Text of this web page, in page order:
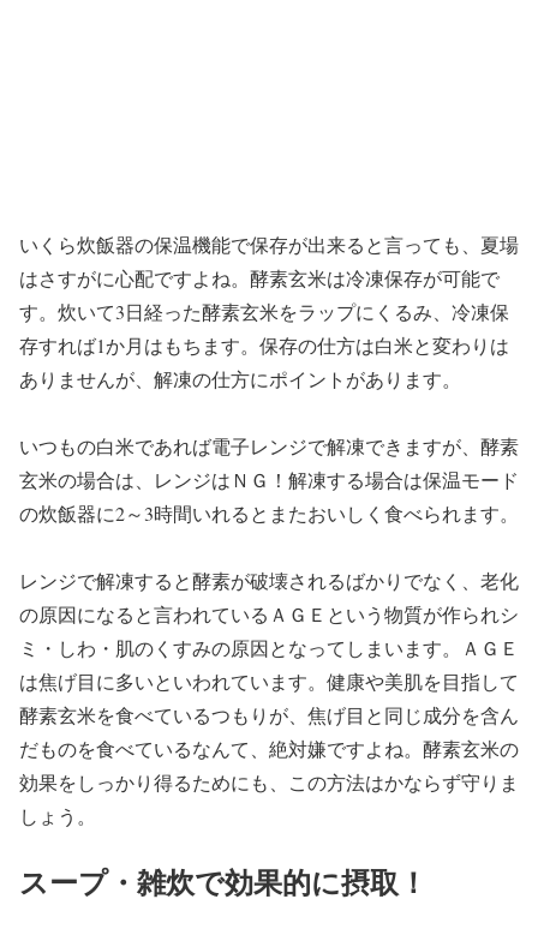
いくら炊飯器の保温機能で保存が出来ると言っても、夏場
はさすがに心配ですよね。酵素玄米は冷凍保存が可能で
す。炊いて3日経った酵素玄米をラップにくるみ、冷凍保
存すれば1か月はもちます。保存の仕方は白米と変わりは
ありませんが、解凍の仕方にポイントがあります。
いつもの白米であれば電子レンジで解凍できますが、酵素
玄米の場合は、レンジはＮＧ！解凍する場合は保温モード
の炊飯器に2～3時間いれるとまたおいしく食べられます。
レンジで解凍すると酵素が破壊されるばかりでなく、老化
の原因になると言われているＡＧＥという物質が作られシ
ミ・しわ・肌のくすみの原因となってしまいます。ＡＧＥ
は焦げ目に多いといわれています。健康や美肌を目指して
酵素玄米を食べているつもりが、焦げ目と同じ成分を含ん
だものを食べているなんて、絶対嫌ですよね。酵素玄米の
効果をしっかり得るためにも、この方法はかならず守りま
しょう。
スープ・雑炊で効果的に摂取！